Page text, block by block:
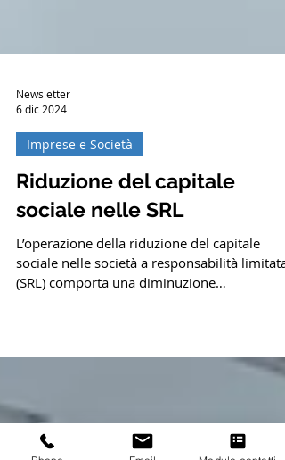
Newsletter
Imprese e Società
Riduzione del capitale
sociale nelle SRL
L’operazione della riduzione del capitale
(SRL) comporta una diminuzione
dell'ammontare...